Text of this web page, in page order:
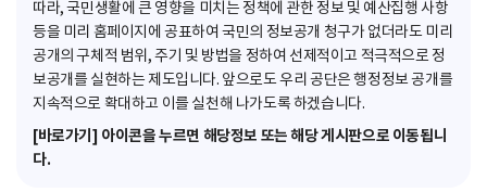
따라, 국민생활에 큰 영향을 미치는 정책에 관한 정보 및 예산집행 사항
등을 미리 홈페이지에 공표하여 국민의 정보공개 청구가 없더라도 미리
공개의 구체적 범위, 주기 및 방법을 정하여 선제적이고 적극적으로 정
보공개를 실현하는 제도입니다. 앞으로도 우리 공단은 행정정보 공개를
지속적으로 확대하고 이를 실천해 나가도록 하겠습니다.
[바로가기] 아이콘을 누르면 해당정보 또는 해당 게시판으로 이동됩니
다.